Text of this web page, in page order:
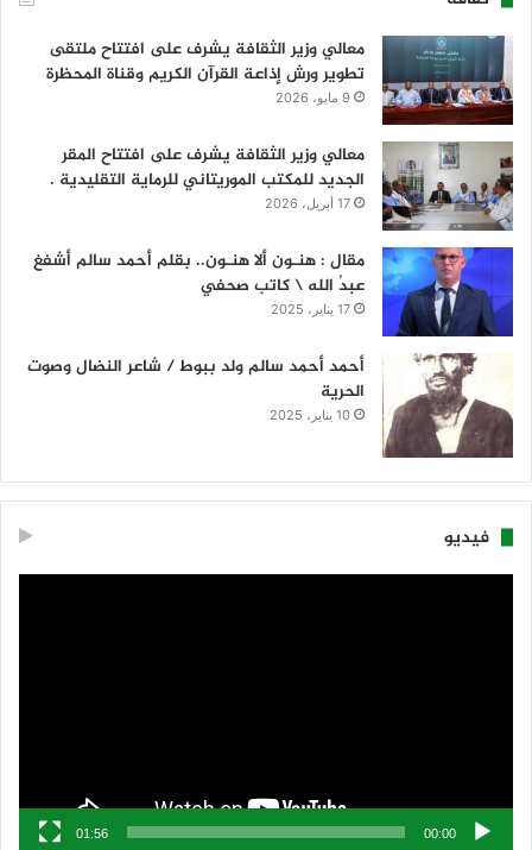
معالي وزير الثقافة يشرف على افتتاح ملتقى
تطوير ورش إذاعة القرآن الكريم وقناة المحظرة
9 مايو، 2026
معالي وزير الثقافة يشرف على افتتاح المقر
الجديد للمكتب الموريتاني للرماية التقليدية .
17 أبريل، 2026
مقال : هنـون ألا هنـون.. بقلم أحمد سالم أشفغ
عبدُ الله \ كاتب صحفي
17 يناير، 2025
أحمد أحمد سالم ولد ببوط / شاعر النضال وصوت
الحرية
10 يناير، 2025
فيديو
00:00
01:56